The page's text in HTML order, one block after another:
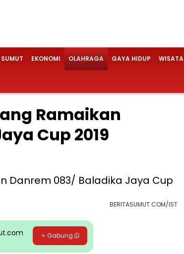
EKONOMI OLAHRAGA GAYA HIDUP WISATA
Ramaikan
Cup 2019
BERITASUMUT.COM/IST
+ Gabung